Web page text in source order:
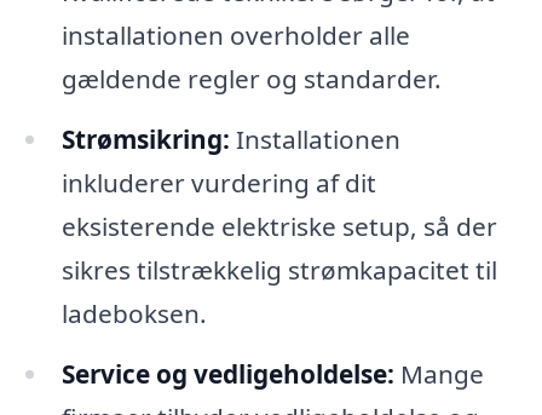
installationen overholder alle
gældende regler og standarder.
Strømsikring: Installationen
inkluderer vurdering af dit
eksisterende elektriske setup, så der
sikres tilstrækkelig strømkapacitet til
ladeboksen.
Service og vedligeholdelse: Mange